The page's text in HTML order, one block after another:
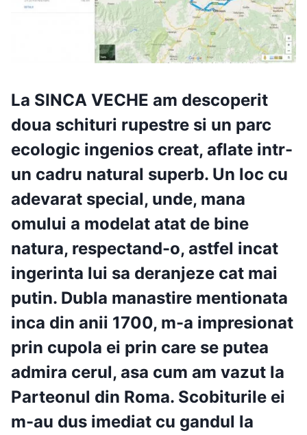
La SINCA VECHE am descoperit
doua schituri rupestre si un parc
ecologic ingenios creat, aflate intr-
un cadru natural superb. Un loc cu
adevarat special, unde, mana
omului a modelat atat de bine
natura, respectand-o, astfel incat
ingerinta lui sa deranjeze cat mai
putin. Dubla manastire mentionata
inca din anii 1700, m-a impresionat
prin cupola ei prin care se putea
admira cerul, asa cum am vazut la
Parteonul din Roma. Scobiturile ei
m-au dus imediat cu gandul la